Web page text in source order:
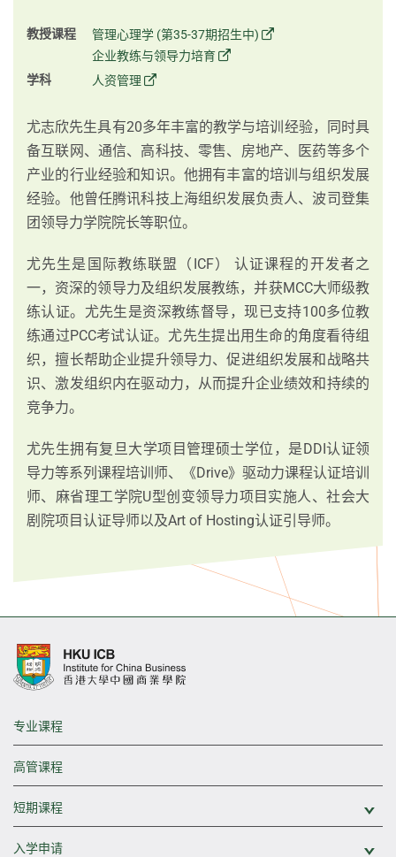
教授课程
管理心理学 (第35-37期招生中)
企业教练与领导力培育
学科
人资管理
尤志欣先生具有20多年丰富的教学与培训经验，同时具
备互联网、通信、高科技、零售、房地产、医药等多个
产业的行业经验和知识。他拥有丰富的培训与组织发展
经验。他曾任腾讯科技上海组织发展负责人、波司登集
团领导力学院院长等职位。
尤先生是国际教练联盟（ICF） 认证课程的开发者之
一，资深的领导力及组织发展教练，并获MCC大师级教
练认证。尤先生是资深教练督导，现已支持100多位教
练通过PCC考试认证。尤先生提出用生命的角度看待组
织，擅长帮助企业提升领导力、促进组织发展和战略共
识、激发组织内在驱动力，从而提升企业绩效和持续的
竞争力。
尤先生拥有复旦大学项目管理硕士学位，是DDI认证领
导力等系列课程培训师、《Drive》驱动力课程认证培训
师、麻省理工学院U型创变领导力项目实施人、社会大
剧院项目认证导师以及Art of Hosting认证引导师。
专业课程
高管课程
短期课程
入学申请